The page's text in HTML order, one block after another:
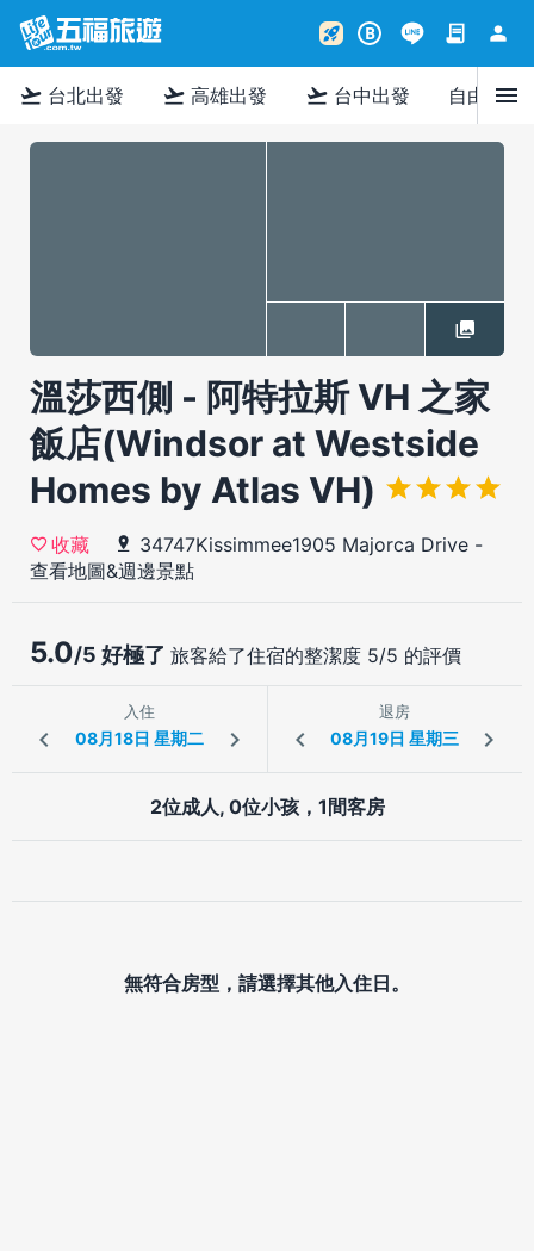
rocket_launch B contract person
flight_takeoff 台北出發 flight_takeoff 高雄出發 flight_takeoff 台中出發 自由行menu
溫莎西側 - 阿特拉斯 VH 之家
飯店(Windsor at Westside
Homes by Atlas VH)
收藏 34747Kissimmee1905 Majorca Drive -
查看地圖&週邊景點
5.0/5 好極了 旅客給了住宿的整潔度 5/5 的評價
入住 退房
2位成人, 0位小孩，1間客房
無符合房型，請選擇其他入住日。